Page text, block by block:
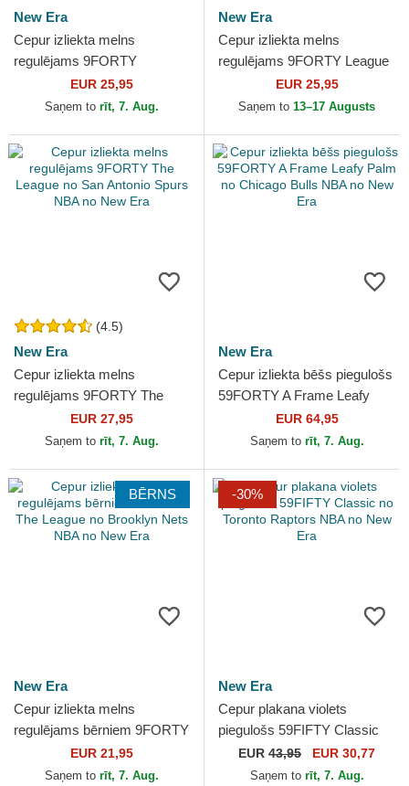
New Era
Cepur izliekta melns
regulējams 9FORTY
Essential Outline no Los
Angeles Lakers NBA no New
EUR 25,95
Saņem to rīt, 7. Aug.
New Era
Cepur izliekta melns
regulējams 9FORTY League
Essential no Chicago Bulls
NBA no New Era
EUR 25,95
Saņem to 13–17 Augusts
(4.5)
New Era
Cepur izliekta melns
regulējams 9FORTY The
League no San Antonio Spurs
NBA no New Era
EUR 27,95
Saņem to rīt, 7. Aug.
New Era
Cepur izliekta bēšs piegulošs
59FORTY A Frame Leafy
Palm no Chicago Bulls NBA
no New Era
EUR 64,95
Saņem to rīt, 7. Aug.
BĒRNS
New Era
Cepur izliekta melns
regulējams bērniem 9FORTY
The League no Brooklyn
Nets NBA no New Era
EUR 21,95
Saņem to rīt, 7. Aug.
-30%
New Era
Cepur plakana violets
piegulošs 59FIFTY Classic
no Toronto Raptors NBA no
New Era
EUR 43,95 EUR 30,77
Saņem to rīt, 7. Aug.